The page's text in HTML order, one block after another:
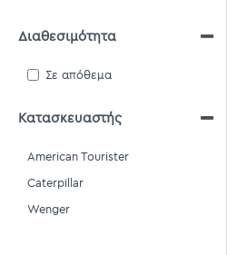
Κατασκευαστής
American Tourister
Caterpillar
Wenger
Διαθεσιμότητα
Σε απόθεμα